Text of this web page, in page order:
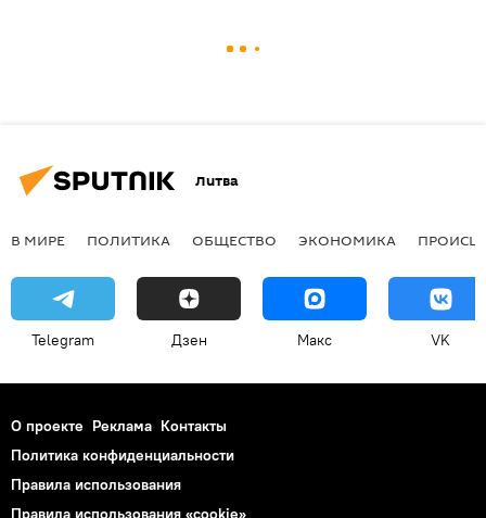
Литва
В МИРЕ ПОЛИТИКА ОБЩЕСТВО ЭКОНОМИКА
Telegram Дзен Макс VK
О проекте Реклама Контакты
Политика конфиденциальности
Правила использования
Правила использования «cookie»